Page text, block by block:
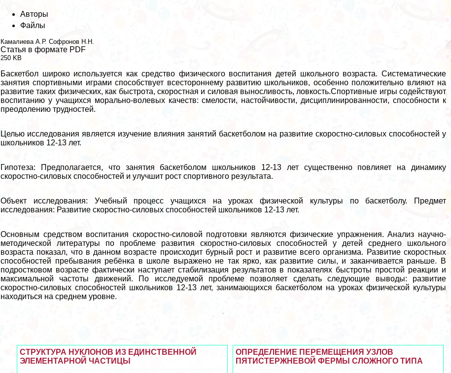
Авторы
Файлы
Камалиева А.Р.Софронов Н.Н.
Статья в формате PDF
250 KB
Баскетбол широко используется как средство физического воспитания детей школьного возраста. Систематические
занятия спортивными играми способствует всестороннему развитию школьников, особенно положительно влияют на
развитие таких физических, как быстрота, скоростная и силовая выносливость, ловкость.Спортивные игры содействуют
воспитанию у учащихся мopaльно-волевых качеств: смелости, настойчивости, дисциплинированности, способности к
преодолению трудностей.
Целью исследования является изучение влияния занятий баскетболом на развитие скоростно-силовых способностей у
школьников 12-13 лет.
Гипотеза:
Предполагается, что занятия баскетболом школьников 12-13 лет существенно повлияет на динамику
скоростно-силовых способностей и улучшит рост спортивного результата.
Объект исследования: Учебный процесс учащихся на уроках физической культуры по баскетболу. Предмет
исследования: Развитие скоростно-силовых способностей школьников 12-13 лет.
Основным средством воспитания скоростно-силовой подготовки являются физические упражнения. Анализ научно-
методической литературы по проблеме развития скоростно-силовых способностей у детей среднего школьного
возраста показал, что в данном возрасте происходит бурный рост и развитие всего организма. Развитие скоростных
способностей пребывания ребёнка в школе выражено не так ярко, как развитие силы, и заканчивается раньше. В
подростковом возрасте фактически наступает стабилизация результатов в показателях быстроты простой реакции и
максимальной частоты движений. По исследуемой проблеме позволяет сделать следующие выводы: развитие
скоростно-силовых способностей школьников 12-13 лет, занимающихся баскетболом на уроках физической культуры
находиться на среднем уровне.
ОПРЕДЕЛЕНИЕ ПЕРЕМЕЩЕНИЯ УЗЛОВ
ПЯТИСТЕРЖНЕВОЙ ФЕРМЫ СЛОЖНОГО ТИПА
СТРУКТУРА НУКЛОНОВ ИЗ ЕДИНСТВЕННОЙ
ЭЛЕМЕНТАРНОЙ ЧАСТИЦЫ